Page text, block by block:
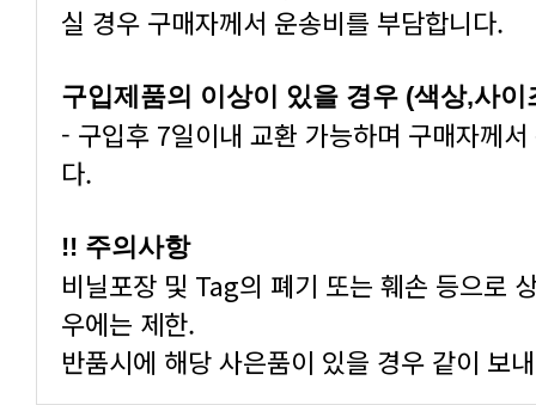
실 경우 구매자께서 운송비를 부담합니다.
구입제품의 이상이 있을 경우 (색상,사
다.
!! 주의사항
우에는 제한.
반품시에 해당 사은품이 있을 경우 같이 보